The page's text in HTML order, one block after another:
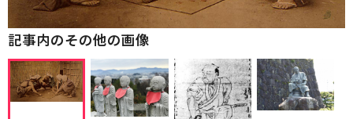
記事内のその他の画像